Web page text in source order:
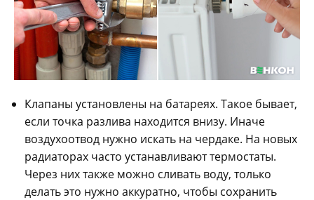
Клапаны установлены на батареях. Такое бывает,
если точка разлива находится внизу. Иначе
воздухоотвод нужно искать на чердаке. На новых
радиаторах часто устанавливают термостаты.
Через них также можно сливать воду, только
делать это нужно аккуратно, чтобы сохранить